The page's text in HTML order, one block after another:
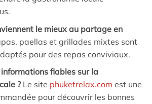
le mieux au partage en
paellas et grillades mixtes sont
pour des repas conviviaux.
fiables sur la
?Le site phuketrelax.com est une
pour découvrir les bonnes